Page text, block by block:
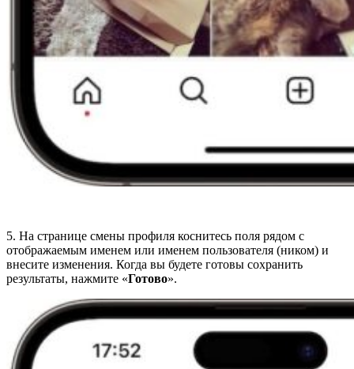
5. На странице смены профиля коснитесь поля рядом с
отображаемым именем или именем пользователя (ником) и
внесите изменения. Когда вы будете готовы сохранить
результаты, нажмите «Готово».